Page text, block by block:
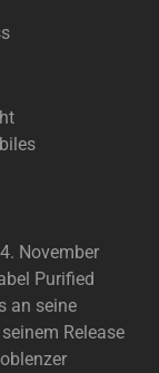
November
Purified
an seine
Release